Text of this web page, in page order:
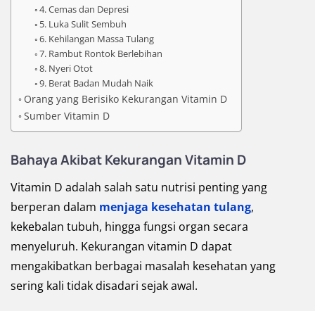
4. Cemas dan Depresi
5. Luka Sulit Sembuh
6. Kehilangan Massa Tulang
7. Rambut Rontok Berlebihan
8. Nyeri Otot
9. Berat Badan Mudah Naik
Orang yang Berisiko Kekurangan Vitamin D
Sumber Vitamin D
Bahaya Akibat Kekurangan Vitamin D
Vitamin D adalah salah satu nutrisi penting yang
berperan dalam menjaga kesehatan tulang,
kekebalan tubuh, hingga fungsi organ secara
menyeluruh. Kekurangan vitamin D dapat
mengakibatkan berbagai masalah kesehatan yang
sering kali tidak disadari sejak awal.